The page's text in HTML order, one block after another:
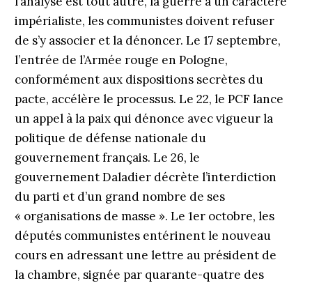
impérialiste, les communistes doivent refuser
de s’y associer et la dénoncer. Le 17 septembre,
l’entrée de l’Armée rouge en Pologne,
conformément aux dispositions secrètes du
pacte, accélère le processus. Le 22, le PCF lance
un appel à la paix qui dénonce avec vigueur la
politique de défense nationale du
gouvernement français. Le 26, le
gouvernement Daladier décrète l’interdiction
du parti et d’un grand nombre de ses
« organisations de masse ». Le 1er octobre, les
députés communistes entérinent le nouveau
cours en adressant une lettre au président de
la chambre, signée par quarante-quatre des